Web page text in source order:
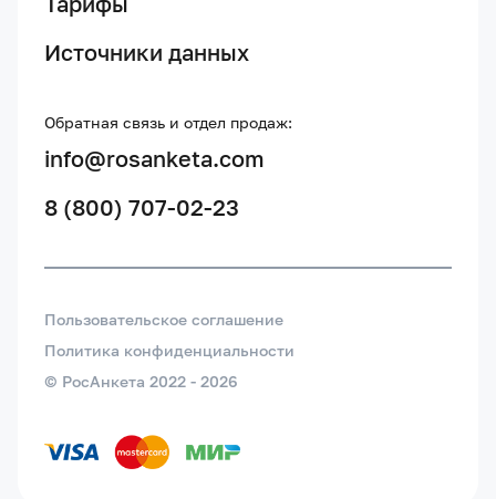
Источники данных
Обратная связь и отдел продаж:
info@rosanketa.com
8 (800) 707-02-23
Пользовательское соглашение
Политика конфиденциальности
© РосАнкета 2022 - 2026